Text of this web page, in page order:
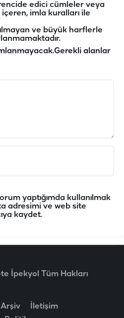
edici cümleler veya
içeren, imla kuralları ile
ve büyük harflerle
Gerekli alanlar
yaptığımda kullanılmak
adresimi ve web site
kaydet.
İpekyol Tüm Hakları
Arşiv
İletişim